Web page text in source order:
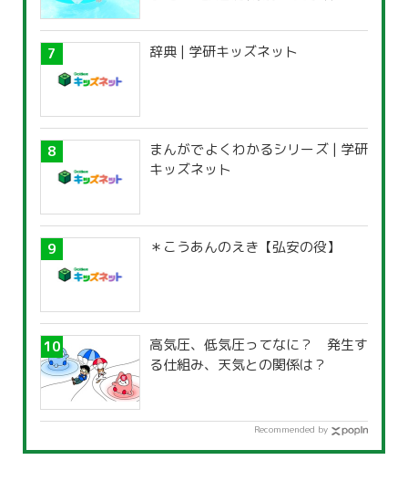
辞典 | 学研キッズネット
まんがでよくわかるシリーズ | 学研
キッズネット
＊こうあんのえき【弘安の役】
高気圧、低気圧ってなに？ 発生す
る仕組み、天気との関係は？
Recommended by